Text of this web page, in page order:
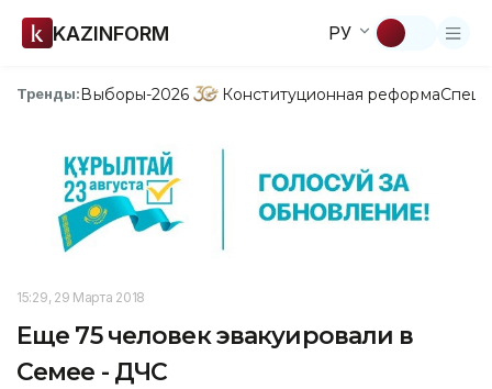
KAZINFORM РУ
Тренды:Выборы-2026 Конституционная реформа
15:29, 29 Марта 2018
Еще 75 человек эвакуировали в
Семее - ДЧС